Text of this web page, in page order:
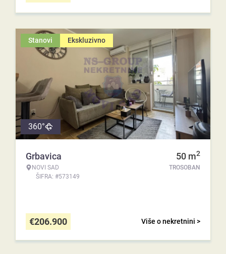
Stanovi Ekskluzivno
360°
Grbavica
NOVI SAD
ŠIFRA: #573149
50 m2
TROSOBAN
Više o nekretnini >
€206.900